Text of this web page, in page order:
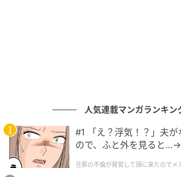
エキサイトニュース
人気連載マンガランキン
#1 「え？浮気！？」夫
ので、ふと外を見ると…→
クチャにしてやった
旦那の不倫が発覚して頭に来たのでメ